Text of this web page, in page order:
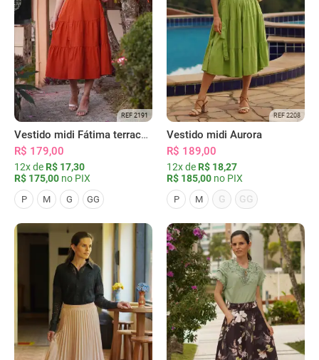
REF 2191
Vestido midi Fátima terracota
R$ 179,00
12x de R$ 17,30
R$ 175,00 no PIX
P M G GG
REF 2208
Vestido midi Aurora
R$ 189,00
12x de R$ 18,27
R$ 185,00 no PIX
P M G GG